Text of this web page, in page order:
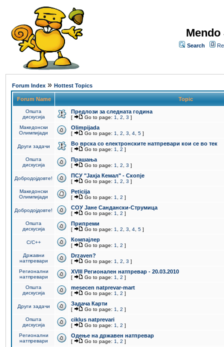
Search
Forum Index » Hottest Topics
Forum Name Topic
Општа
дискусија
Предлози за следната година
[ Go to page: 1 2 3 ]
Македонски
Олимпијади
Olimpijada
[ Go to page: 1 2 3 4 5 ]
Други задачи Во врска со електронските натпревари кои се во тек
[ Go to page: 1 2 ]
Општа
дискусија
Прашања
[ Go to page: 1 2 3 ]
Добродојдовте! ПCУ "Јахја Кемал" - Скопје
[ Go to page: 1 2 3 ]
Македонски
Олимпијади
Peticija
[ Go to page: 1 2 ]
Добродојдовте! СОУ Јане Сандански-Струмица
[ Go to page: 1 2 ]
Општа
дискусија
Припреми
[ Go to page: 1 2 3 4 5 ]
C/C++ Компајлер
[ Go to page: 1 2 ]
Државни
натпревари
Drzaven?
[ Go to page: 1 2 3 ]
Регионални
натпревари
XVIII Регионален натпревар - 20.03.2010
[ Go to page: 1 2 ]
Општа
дискусија
mesecen natprevar-mart
[ Go to page: 1 2 ]
Други задачи Задача Карти
[ Go to page: 1 2 ]
Општа
дискусија
ciklus natprevari
[ Go to page: 1 2 ]
Регионални
натпревари
Одење на државен натпревар
[ Go to page: 1 2 ]